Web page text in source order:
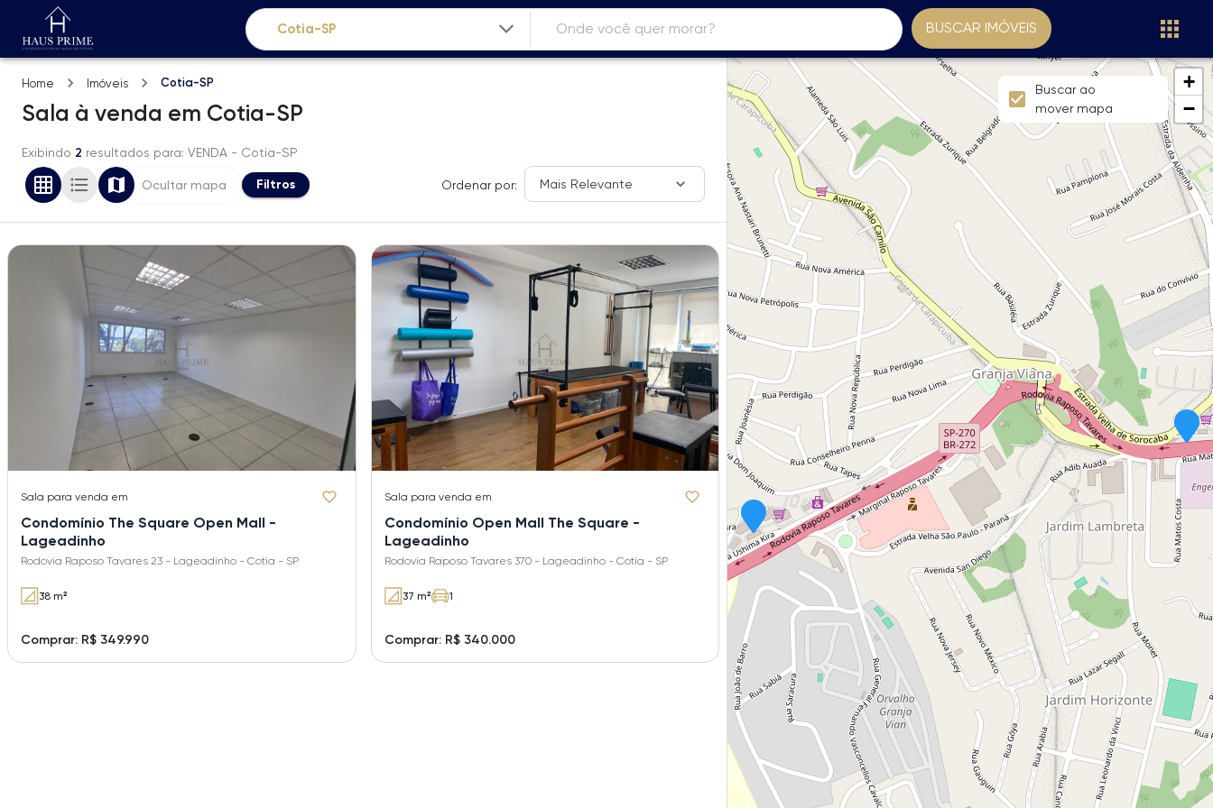
BUSCAR IMÓVEIS
Home Imóveis Cotia-SP
Sala à venda em Cotia-SP
Exibindo 2 resultados para: VENDA - Cotia-SP
Ocultar mapa Filtros Ordenar por: Mais Relevante
Sala para venda em
Condomínio The Square Open Mall -
Lageadinho
Rodovia Raposo Tavares 23 - Lageadinho - Cotia - SP
38 m²
Comprar: R$ 349.990
Sala para venda em
Condomínio Open Mall The Square -
Lageadinho
Rodovia Raposo Tavares 370 - Lageadinho - Cotia - SP
37 m² 1
Comprar: R$ 340.000
+
−
Buscar ao
mover mapa